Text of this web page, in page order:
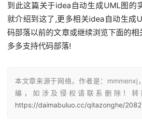
到此这篇关于idea自动生成UML图的
就介绍到这了,更多相关idea自动生成
码部落以前的文章或继续浏览下面的
多多支持代码部落!
本文章来源于网络，作者是：mmmenxj
编，如涉及侵权请联系删除！转
https://daimabuluo.cc/qitazonghe/